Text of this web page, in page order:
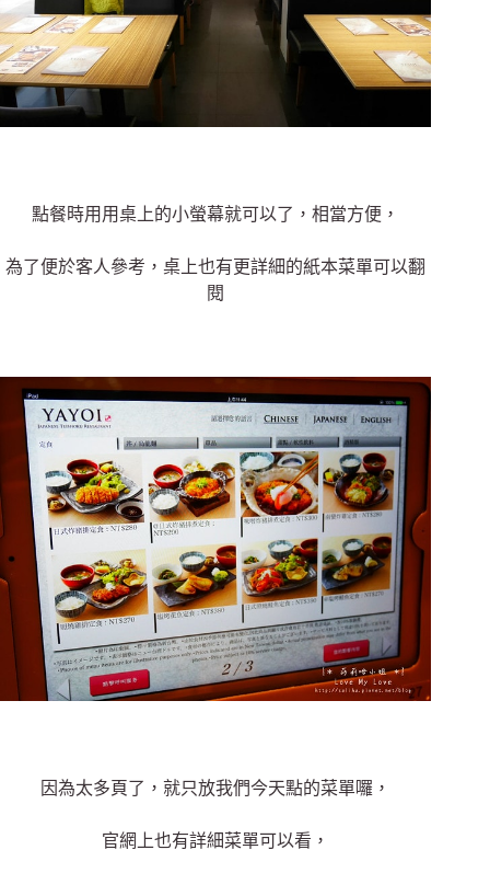
點餐時用用桌上的小螢幕就可以了，相當方便，
為了便於客人參考，桌上也有更詳細的紙本菜單可以翻
閱
因為太多頁了，就只放我們今天點的菜單囉，
官網上也有詳細菜單可以看，